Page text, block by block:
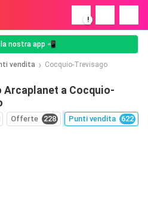
!
nostra app 📲
vendita Cocquio-Trevisago
Arcaplanet a Cocquio-
Offerte 228 Punti vendita 622